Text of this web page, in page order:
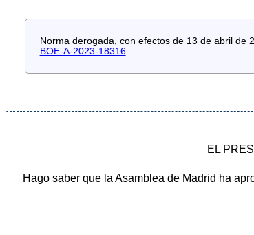
Norma derogada, con efectos de 13 de abril de
BOE-A-2023-18316
EL
Hago saber que la Asamblea de Madrid ha